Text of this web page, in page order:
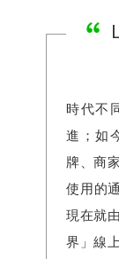
時代不
進；如
牌、商
使用的
現在就
界」線